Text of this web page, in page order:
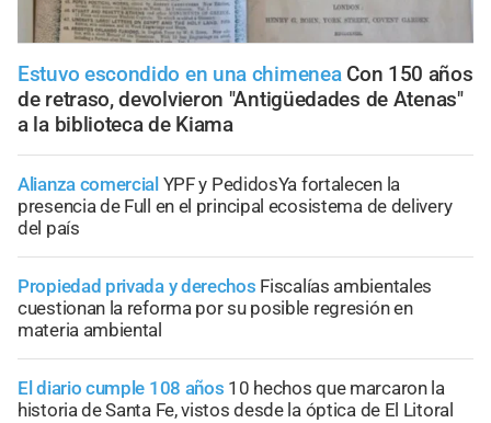
Estuvo escondido en una chimenea Con 150 años
de retraso, devolvieron "Antigüedades de Atenas"
a la biblioteca de Kiama
Alianza comercial YPF y PedidosYa fortalecen la
presencia de Full en el principal ecosistema de delivery
del país
Propiedad privada y derechos Fiscalías ambientales
cuestionan la reforma por su posible regresión en
materia ambiental
El diario cumple 108 años 10 hechos que marcaron la
historia de Santa Fe, vistos desde la óptica de El Litoral